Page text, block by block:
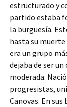
estructurado y
partido estaba
la burguesía.
hasta su muerte
era un grupo
dejaba de ser
moderada.
progresistas,
Canovas. En